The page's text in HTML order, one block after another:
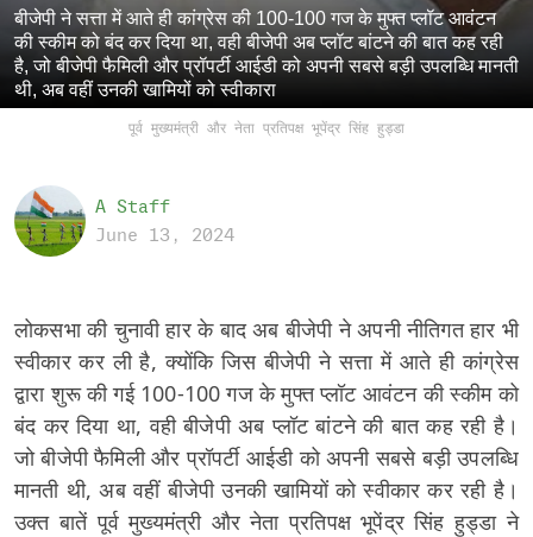
बीजेपी ने सत्ता में आते ही कांग्रेस की 100-100 गज के मुफ्त प्लॉट आवंटन
की स्कीम को बंद कर दिया था, वही बीजेपी अब प्लॉट बांटने की बात कह रही
है, जो बीजेपी फैमिली और प्रॉपर्टी आईडी को अपनी सबसे बड़ी उपलब्धि मानती
थी, अब वहीं उनकी खामियों को स्वीकारा
पूर्व मुख्यमंत्री और नेता प्रतिपक्ष भूपेंद्र सिंह हुड्डा
A Staff
June 13, 2024
लोकसभा की चुनावी हार के बाद अब बीजेपी ने अपनी नीतिगत हार भी
स्वीकार कर ली है, क्योंकि जिस बीजेपी ने सत्ता में आते ही कांग्रेस
द्वारा शुरू की गई 100-100 गज के मुफ्त प्लॉट आवंटन की स्कीम को
बंद कर दिया था, वही बीजेपी अब प्लॉट बांटने की बात कह रही है।
जो बीजेपी फैमिली और प्रॉपर्टी आईडी को अपनी सबसे बड़ी उपलब्धि
मानती थी, अब वहीं बीजेपी उनकी खामियों को स्वीकार कर रही है।
उक्त बातें पूर्व मुख्यमंत्री और नेता प्रतिपक्ष भूपेंद्र सिंह हुड्डा ने